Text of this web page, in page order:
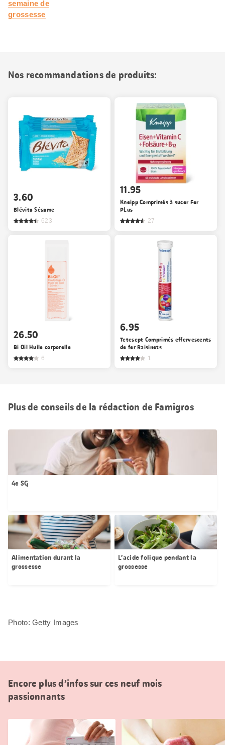
semaine de
grossesse
Nos recommandations de produits:
3.60
Blévita Sésame
623
11.95
Kneipp Comprimés à sucer Fer
PLus
27
26.50
Bi Oil Huile corporelle
6
6.95
Tetesept Comprimés effervescents
de fer Raisinets
1
Plus de conseils de la rédaction de Famigros
4e SG
Alimentation durant la
grossesse
L’acide folique pendant la
grossesse
Photo: Getty Images
Encore plus d’infos sur ces neuf mois
passionnants